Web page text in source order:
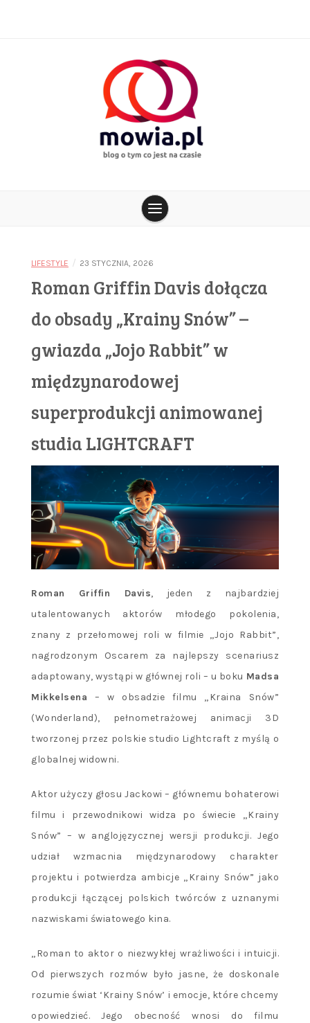
mowia.pl
LIFESTYLE / 23 STYCZNIA, 2026
Roman Griffin Davis dołącza
do obsady „Krainy Snów” –
gwiazda „Jojo Rabbit” w
międzynarodowej
superprodukcji animowanej
studia LIGHTCRAFT
Roman Griffin Davis, jeden z najbardziej
utalentowanych aktorów młodego pokolenia,
znany z przełomowej roli w filmie „Jojo Rabbit”,
nagrodzonym Oscarem za najlepszy scenariusz
adaptowany, wystąpi w głównej roli – u boku Madsa
Mikkelsena – w obsadzie filmu „Kraina Snów”
(Wonderland), pełnometrażowej animacji 3D
tworzonej przez polskie studio Lightcraft z myślą o
globalnej widowni.
Aktor użyczy głosu Jackowi – głównemu bohaterowi
filmu i przewodnikowi widza po świecie „Krainy
Snów” – w anglojęzycznej wersji produkcji. Jego
udział wzmacnia międzynarodowy charakter
projektu i potwierdza ambicje „Krainy Snów” jako
produkcji łączącej polskich twórców z uznanymi
nazwiskami światowego kina.
„Roman to aktor o niezwykłej wrażliwości i intuicji.
Od pierwszych rozmów było jasne, że doskonale
rozumie świat ‘Krainy Snów’ i emocje, które chcemy
opowiedzieć. Jego obecność wnosi do filmu